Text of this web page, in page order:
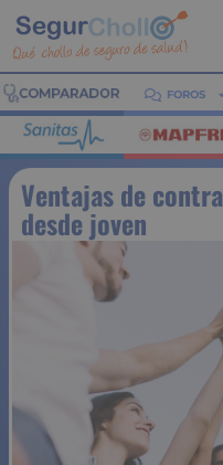
FOROS
Ventajas de
desde joven